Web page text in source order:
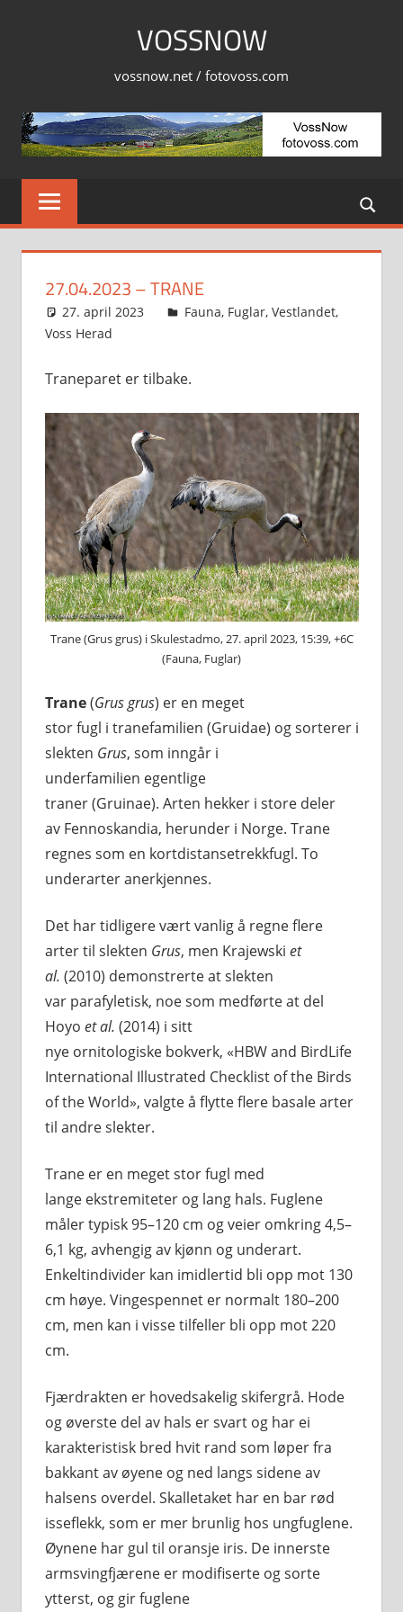
VOSSNOW
vossnow.net / fotovoss.com
27.04.2023 – TRANE
27. april 2023 Svein
Fauna, Fuglar, Vestlandet,
Voss Herad
Traneparet er tilbake.
Trane (Grus grus) i Skulestadmo, 27. april 2023, 15:39, +6C
(Fauna, Fuglar)
Trane(Grus grus) er en meget
stor fugl i tranefamilien (Gruidae) og sorterer i
slekten Grus, som inngår i
underfamilien egentlige
traner (Gruinae). Arten hekker i store deler
av Fennoskandia, herunder i Norge. Trane
regnes som en kortdistansetrekkfugl. To
underarter anerkjennes.
Det har tidligere vært vanlig å regne flere
arter til slekten Grus, men Krajewski et
al. (2010) demonstrerte at slekten
var parafyletisk, noe som medførte at del
Hoyo et al. (2014) i sitt
nye ornitologiske bokverk, «HBW and BirdLife
International Illustrated Checklist of the Birds
of the World», valgte å flytte flere basale arter
til andre slekter.
Trane er en meget stor fugl med
lange ekstremiteter og lang hals. Fuglene
måler typisk 95–120 cm og veier omkring 4,5–
6,1 kg, avhengig av kjønn og underart.
Enkeltindivider kan imidlertid bli opp mot 130
cm høye. Vingespennet er normalt 180–200
cm, men kan i visse tilfeller bli opp mot 220
cm.
Fjærdrakten er hovedsakelig skifergrå. Hode
og øverste del av hals er svart og har ei
karakteristisk bred hvit rand som løper fra
bakkant av øyene og ned langs sidene av
halsens overdel. Skalletaket har en bar rød
isseflekk, som er mer brunlig hos ungfuglene.
Øynene har gul til oransje iris. De innerste
armsvingfjærene er modifiserte og sorte
ytterst, og gir fuglene